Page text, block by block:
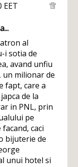
EET
al
i sotia de
avand unfiu
un milionar de
fapt, care a
de la
in PNL, prin
pe
caci
bijuterie de
unui hotel si